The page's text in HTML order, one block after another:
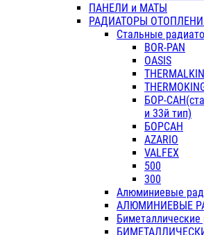
ПАНЕЛИ и МАТЫ
РАДИАТОРЫ
Стальные
BOR-PAN
OASIS
БОР-
и 33й тип)
БОРСАН
AZARIO
VALFEX
500
300
Алюминиевые
АЛЮМИНИЕВЫЕ